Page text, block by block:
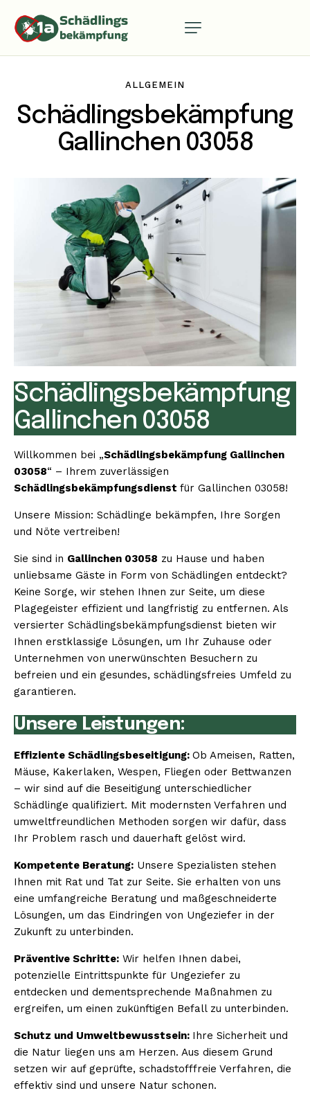
ALLGEMEIN
Schädlingsbekämpfung
Gallinchen 03058
Schädlingsbekämpfung
Gallinchen 03058
Willkommen bei „Schädlingsbekämpfung Gallinchen
03058“ – Ihrem zuverlässigen
Schädlingsbekämpfungsdienst für Gallinchen 03058!
Unsere Mission: Schädlinge bekämpfen, Ihre Sorgen
und Nöte vertreiben!
Sie sind in Gallinchen 03058 zu Hause und haben
unliebsame Gäste in Form von Schädlingen entdeckt?
Keine Sorge, wir stehen Ihnen zur Seite, um diese
Plagegeister effizient und langfristig zu entfernen. Als
versierter Schädlingsbekämpfungsdienst bieten wir
Ihnen erstklassige Lösungen, um Ihr Zuhause oder
Unternehmen von unerwünschten Besuchern zu
befreien und ein gesundes, schädlingsfreies Umfeld zu
garantieren.
Unsere Leistungen:
Effiziente Schädlingsbeseitigung: Ob Ameisen, Ratten,
Mäuse, Kakerlaken, Wespen, Fliegen oder Bettwanzen
– wir sind auf die Beseitigung unterschiedlicher
Schädlinge qualifiziert. Mit modernsten Verfahren und
umweltfreundlichen Methoden sorgen wir dafür, dass
Ihr Problem rasch und dauerhaft gelöst wird.
Kompetente Beratung: Unsere Spezialisten stehen
Ihnen mit Rat und Tat zur Seite. Sie erhalten von uns
eine umfangreiche Beratung und maßgeschneiderte
Lösungen, um das Eindringen von Ungeziefer in der
Zukunft zu unterbinden.
Präventive Schritte: Wir helfen Ihnen dabei,
potenzielle Eintrittspunkte für Ungeziefer zu
entdecken und dementsprechende Maßnahmen zu
ergreifen, um einen zukünftigen Befall zu unterbinden.
Schutz und Umweltbewusstsein: Ihre Sicherheit und
die Natur liegen uns am Herzen. Aus diesem Grund
setzen wir auf geprüfte, schadstofffreie Verfahren, die
effektiv sind und unsere Natur schonen.